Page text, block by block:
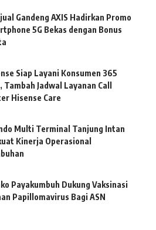
Gandeng AXIS Hadirkan Promo
5G Bekas dengan Bonus
Siap Layani Konsumen 365
Tambah Jadwal Layanan Call
Hisense Care
Multi Terminal Tanjung Intan
Kinerja Operasional
Payakumbuh Dukung Vaksinasi
Papillomavirus Bagi ASN